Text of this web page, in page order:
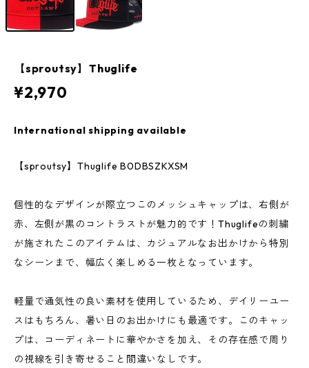
【sproutsy】Thuglife
¥2,970
International shipping available
【sproutsy】Thuglife B0DBSZKXSM
個性的なデザインが際立つこのメッシュキャップは、右側が
赤、左側が黒のコントラストが魅力的です！Thuglifeの刺繍
が施されたこのアイテムは、カジュアルなお出かけから特別
なシーンまで、幅広く楽しめる一枚となっています。
軽量で通気性の良い素材を使用しているため、デイリーユー
スはもちろん、暑い日のお出かけにも最適です。このキャッ
プは、コーディネートに華やかさを加え、その存在感で周り
の視線を引き寄せること間違いなしです。